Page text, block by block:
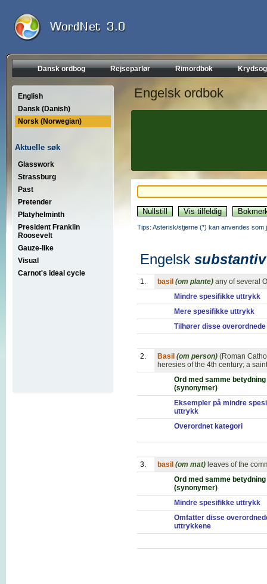
Dansk ordbog Rejseparlør Rimordbok
English
Dansk (Danish)
Norsk (Norwegian)
Aktuelle søk
Glasswork
Strassburg
Past
Pretender
Platyhelminth
President Franklin
Roosevelt
Gauze-like
Visual
Carnot's ideal cycle
Engelsk ordbok
Tips: Asterisk/stjerne (*) kan anvendes som
Engelsk substantiv
1. basil (om plante) any of several
Mindre spesifikke uttrykk
Mere spesifikke uttrykk
Tilhører disse
2. Basil (om person) (Roman
heresies of the 4th century; a
Ord med samme betydning
(synonymer)
Eksempler på mindre
uttrykk
Overordnet kategori
3. basil (om mat) leaves of the
Ord med samme betydning
(synonymer)
Mindre spesifikke uttrykk
Omfatter disse
uttrykkene